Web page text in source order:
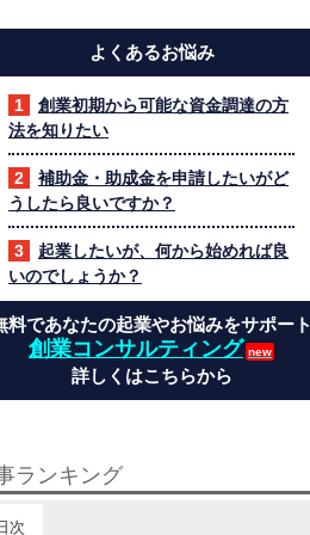
よくあるお悩み
創業初期から可能な資金調達の方
法を知りたい
補助金・助成金を申請したいがど
うしたら良いですか？
起業したいが、何から始めれば良
いのでしょうか？
料であなたの起業やお悩みをサポート
創業コンサルティング
詳しくはこちらから
ランキング
次